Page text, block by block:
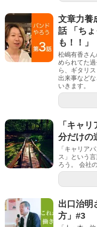
文章力養
話 「ち
も！！」
松嶋有香さ
められてた
ら、ギタリ
出来事など
いきます。
「キャ
分だけの
「キャリア
ス」という
ろう。 会社
出口治明
方」#3